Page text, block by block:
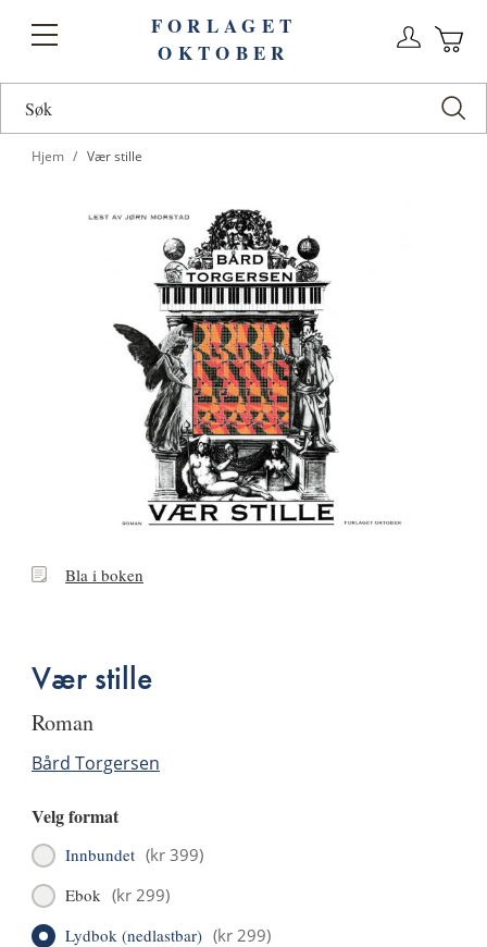
Toggle
FORLAGET
OKTOBER
Hjem Vær stille
BlaBla i boken
Vær stille
roman
Bård Torgersen
Velg format
Innbundet (kr 399)
Ebok (kr 299)
Lydbok (nedlastbar) (kr 299)